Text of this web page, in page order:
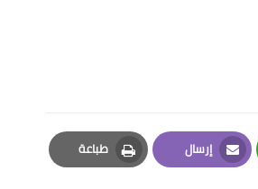
إرسال
Email
طباعة
Print